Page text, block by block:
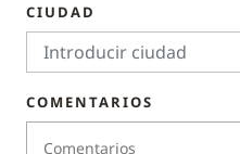
CIUDAD
COMENTARIOS